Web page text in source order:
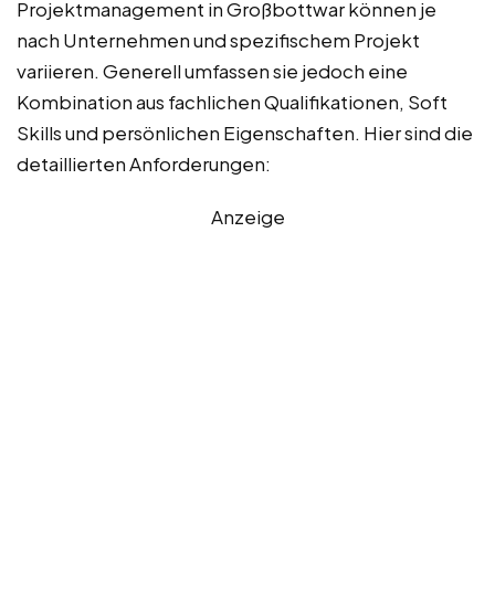
Projektmanagement in Großbottwar können je
nach Unternehmen und spezifischem Projekt
variieren. Generell umfassen sie jedoch eine
Kombination aus fachlichen Qualifikationen, Soft
Skills und persönlichen Eigenschaften. Hier sind die
detaillierten Anforderungen:
Anzeige